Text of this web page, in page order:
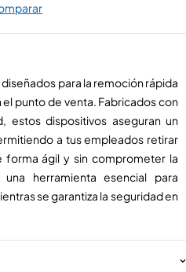
para la remoción rápida
punto de venta. Fabricados con
estos dispositivos aseguran un
a tus empleados retirar
forma ágil y sin comprometer la
herramienta esencial para
se garantiza la seguridad en